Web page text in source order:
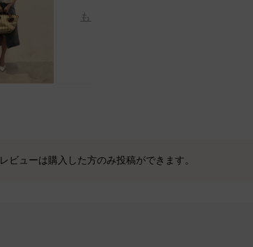
もっと見る
レビューは購入した方のみ投稿ができます。